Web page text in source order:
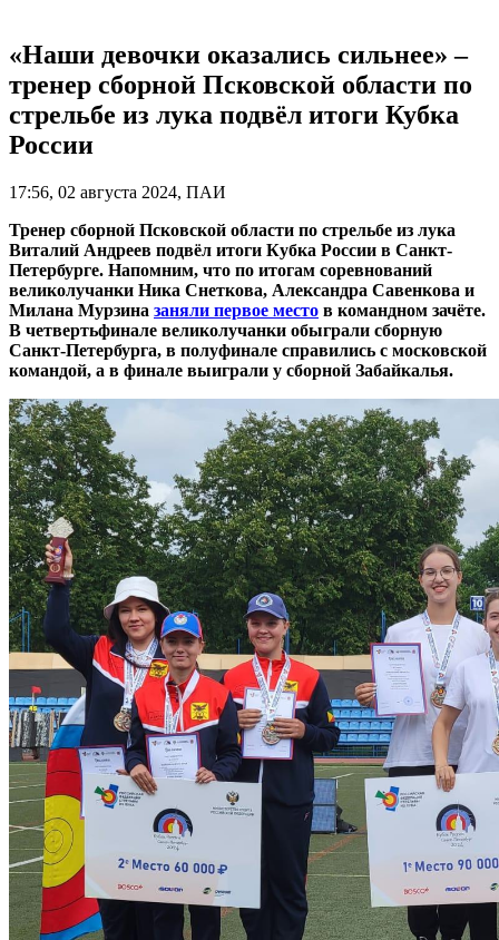
«Наши девочки оказались сильнее» –
тренер сборной Псковской области по
стрельбе из лука подвёл итоги Кубка
России
17:56, 02 августа 2024, ПАИ
Тренер сборной Псковской области по стрельбе из лука
Виталий Андреев подвёл итоги Кубка России в Санкт-
Петербурге. Напомним, что по итогам соревнований
великолучанки Ника Снеткова, Александра Савенкова и
Милана Мурзина заняли первое место в командном зачёте.
В четвертьфинале великолучанки обыграли сборную
Санкт-Петербурга, в полуфинале справились с московской
командой, а в финале выиграли у сборной Забайкалья.